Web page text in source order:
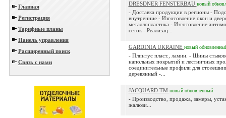
Главная
Регистрация
Тарифные планы
Панель управления
Расширенный поиск
Связь с нами
DRESDNER FENSTERBAU новый
- Доставка продукции в регионы -
внутренние - Изготовление окон и
металлопластика - Изготовление
сеток - Реализац...
GARDINIA UKRAINE новый
- Плинтус пласт., ламин. - Шины
напольных покрытий и лестничных
соединительные профили для
деревянный -...
JACQUARD TM новый обновленный
- Производство, продажа, замеры,
жалюзи...